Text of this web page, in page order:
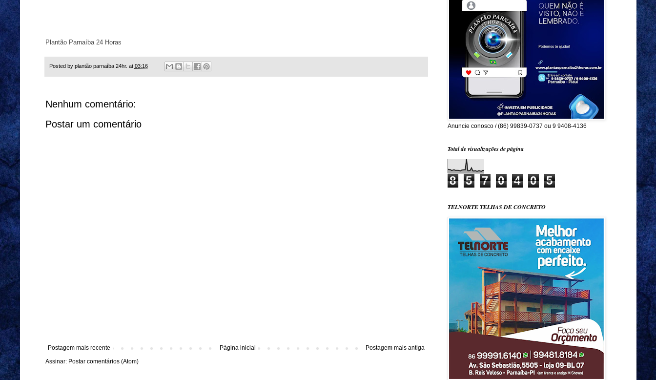
Plantão Parnaíba 24 Horas
Posted by plantão parnaíba 24hr. at 03:16
Nenhum comentário:
Postar um comentário
Postagem mais recente Postagem mais antiga
Página inicial
Assinar: Postar comentários (Atom)
Anuncie conosco / (86) 99839-0737 ou 9 9408-4136
Total de visualizações de página
8 5 7 0 4 0 5
TELNORTE TELHAS DE CONCRETO